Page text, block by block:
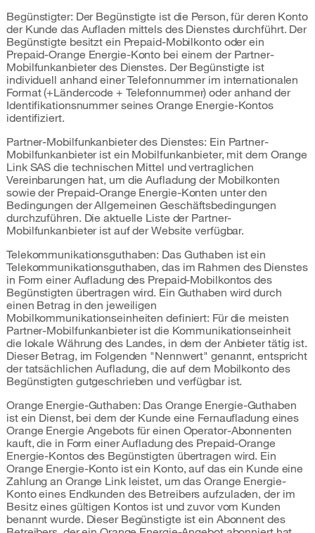
Begünstigter: Der Begünstigte ist die Person, für deren Konto
der Kunde das Aufladen mittels des Dienstes durchführt. Der
Begünstigte besitzt ein Prepaid-Mobilkonto oder ein
Prepaid-Orange Energie-Konto bei einem der Partner-
Mobilfunkanbieter des Dienstes. Der Begünstigte ist
individuell anhand einer Telefonnummer im internationalen
Format (+Ländercode + Telefonnummer) oder anhand der
Identifikationsnummer seines Orange Energie-Kontos
identifiziert.
Partner-Mobilfunkanbieter des Dienstes: Ein Partner-
Mobilfunkanbieter ist ein Mobilfunkanbieter, mit dem Orange
Link SAS die technischen Mittel und vertraglichen
Vereinbarungen hat, um die Aufladung der Mobilkonten
sowie der Prepaid-Orange Energie-Konten unter den
Bedingungen der Allgemeinen Geschäftsbedingungen
durchzuführen. Die aktuelle Liste der Partner-
Mobilfunkanbieter ist auf der Website verfügbar.
Telekommunikationsguthaben: Das Guthaben ist ein
Telekommunikationsguthaben, das im Rahmen des Dienstes
in Form einer Aufladung des Prepaid-Mobilkontos des
Begünstigten übertragen wird. Ein Guthaben wird durch
einen Betrag in den jeweiligen
Mobilkommunikationseinheiten definiert: Für die meisten
Partner-Mobilfunkanbieter ist die Kommunikationseinheit
die lokale Währung des Landes, in dem der Anbieter tätig ist.
Dieser Betrag, im Folgenden "Nennwert" genannt, entspricht
der tatsächlichen Aufladung, die auf dem Mobilkonto des
Begünstigten gutgeschrieben und verfügbar ist.
Orange Energie-Guthaben: Das Orange Energie-Guthaben
ist ein Dienst, bei dem der Kunde eine Fernaufladung eines
Orange Energie Angebots für einen Operator-Abonnenten
kauft, die in Form einer Aufladung des Prepaid-Orange
Energie-Kontos des Begünstigten übertragen wird. Ein
Orange Energie-Konto ist ein Konto, auf das ein Kunde eine
Zahlung an Orange Link leistet, um das Orange Energie-
Konto eines Endkunden des Betreibers aufzuladen, der im
Besitz eines gültigen Kontos ist und zuvor vom Kunden
benannt wurde. Dieser Begünstigte ist ein Abonnent des